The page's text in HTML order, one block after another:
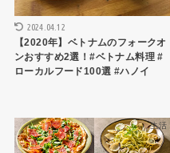
2024.04.12
【2020年】ベトナムのフォークオ
ンおすすめ2選！#ベトナム料理 #
ローカルフード100選 #ハノイ
生活